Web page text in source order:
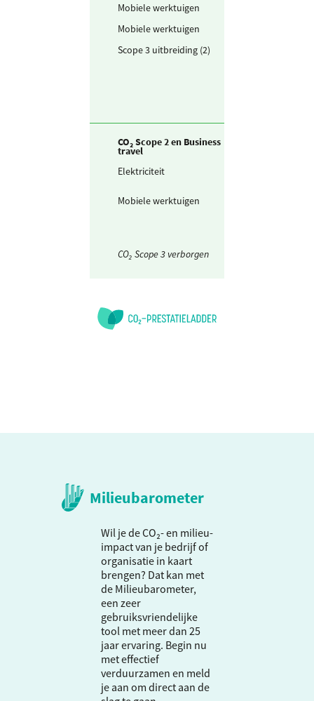
Mobiele werktuigen
Mobiele werktuigen
Scope 3 uitbreiding (2)
CO₂ Scope 2 en Business
travel
Elektriciteit
Mobiele werktuigen
CO₂ Scope 3 verborgen
Milieubarometer
Wil je de CO₂- en milieu-
impact van je bedrijf of
organisatie in kaart
brengen? Dat kan met
de Milieubarometer,
een zeer
gebruiksvriendelijke
tool met meer dan 25
jaar ervaring. Begin nu
met effectief
verduurzamen en meld
je aan om direct aan de